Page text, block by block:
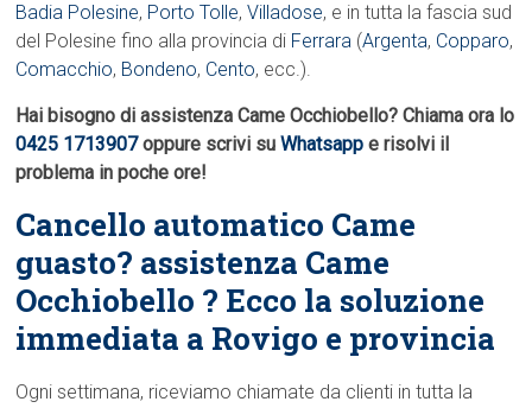
Badia Polesine, Porto Tolle,Villadose, e in tutta la fascia sud
del Polesine fino alla provincia di Ferrara (Argenta, Copparo,
Comacchio, Bondeno, Cento, ecc.).
Hai bisogno di assistenza Came Occhiobello? Chiama ora lo
0425 1713907oppure scrivi suWhatsapp e risolvi il
problema in poche ore!
Cancello automatico Came
guasto? assistenza Came
Occhiobello ? Ecco la soluzione
immediata a Rovigo e provincia
Ogni settimana, riceviamo chiamate da clienti in tutta la